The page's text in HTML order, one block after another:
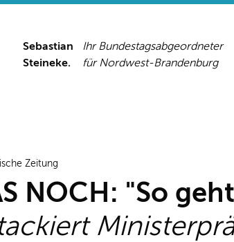
Sebastian
Steineke.
Ihr Bundestagsabgeordneter
für Nordwest-Brandenburg
Zeitung
NOCH: "So